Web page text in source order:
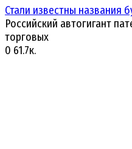
Стали известны названия
Российский автогигант
торговых
0 61.7к.